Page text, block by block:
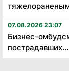
07.08.2026 23:07
Бизнес-
пострадавших...